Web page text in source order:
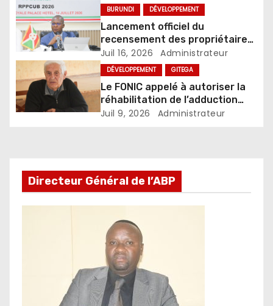
BURUNDI DÉVELOPPEMENT
Lancement officiel du
recensement des propriétaires
des propriétés ou parcelles
dans les centres urbains du
Burundi
Juil 16, 2026 Administrateur
DÉVELOPPEMENT GITEGA
Le FONIC appelé à autoriser la
réhabilitation de l’adduction
d’eau Muzenga-Bugenyuzi
Juil 9, 2026 Administrateur
Directeur Général de l’ABP